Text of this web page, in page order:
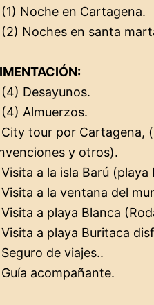
(1) Noche en Cartagena.
(2) Noches en santa
(4) Desayunos.
(4) Almuerzos.
City tour por Cartagena,
y otros).
Visita a la isla Barú
Visita a la ventana del
Visita a playa Blanca
Visita a playa Buritaca
Seguro de viajes..
Guía acompañante.